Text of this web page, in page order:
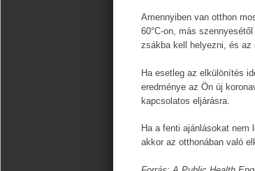
Amennyiben van otthon
60°C-on, más
zsákba kell helyezni, és
Ha esetleg az elkülönítés
eredménye az Ön új
kapcsolatos eljárásra.
Ha a fenti ajánlásokat nem
akkor az otthonában való